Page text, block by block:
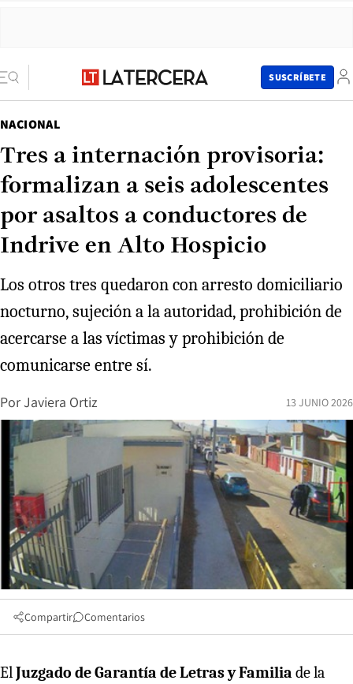
SUSCRÍBETE
NACIONAL
Tres a internación provisoria:
formalizan a seis adolescentes
por asaltos a conductores de
Indrive en Alto Hospicio
Los otros tres quedaron con arresto domiciliario
nocturno, sujeción a la autoridad, prohibición de
acercarse a las víctimas y prohibición de
comunicarse entre sí.
PorJaviera Ortiz 13 JUNIO 2026
Compartir Comentarios
ElJuzgado de Garantía de Letras y Familia de la